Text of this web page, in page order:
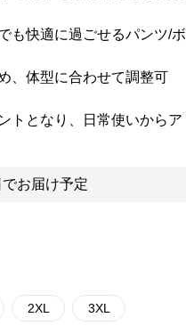
も快適に過ごせるパンツ/ボ
、体型に合わせて調整可
トとなり、日常使いからア
お届け予定
2XL 3XL